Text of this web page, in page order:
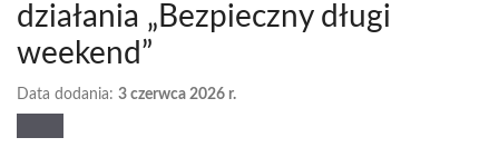
działania „Bezpieczny długi
weekend”
Data dodania: 3 czerwca 2026 r.